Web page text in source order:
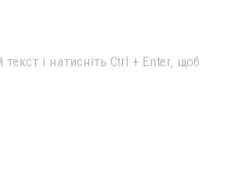
і натисніть Ctrl + Enter, щоб